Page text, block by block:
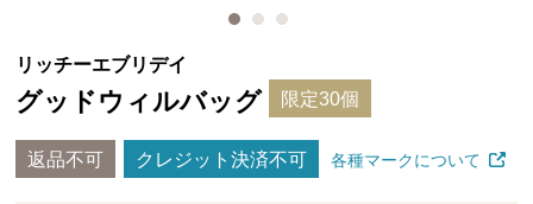
リッチーエブリデイ
グッドウィルバッグ 限定30個
返品不可 クレジット決済不可 各種マークについて